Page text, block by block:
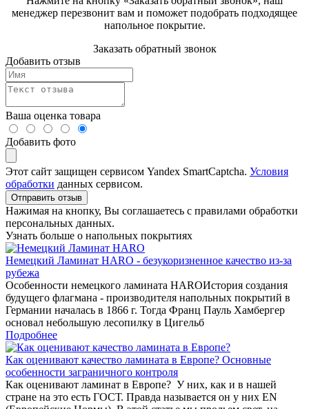
менеджер перезвонит вам и поможет подобрать подходящее
напольное покрытие.
Заказать обратный звонок
Добавить отзыв
Ваша оценка товара
Добавить фото
Этот сайт защищен сервисом Yandex SmartCaptcha. Условия
обработки данных сервисом.
Отправить отзыв
Нажимая на кнопку, Вы соглашаетесь с правилами обработки
персональных данных.
Узнать больше о напольных покрытиях
Немецкий Ламинат HARO - безукоризненное качество из-за
рубежа
Особенности немецкого ламината HAROИстория создания
будущего флагмана - производителя напольных покрытий в
Германии началась в 1866 г. Тогда Франц Пауль Хамбергер
основал небольшую лесопилку в Цигельб
Подробнее
Как оценивают качество ламината в Европе? Основные
особенности заграничного контроля
Как оценивают ламинат в Европе? У них, как и в нашей
стране на это есть ГОСТ. Правда называется он у них EN